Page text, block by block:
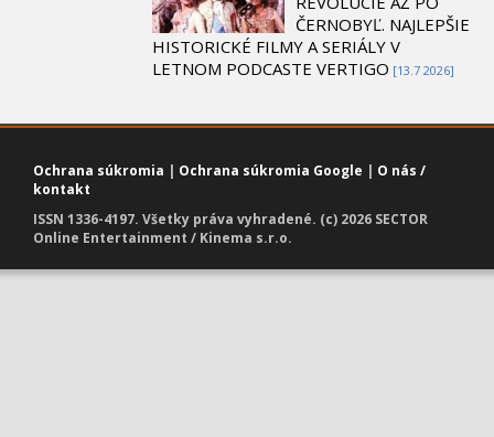
ČERNOBYĽ. NAJLEPŠIE
HISTORICKÉ FILMY A SERIÁLY V
LETNOM PODCASTE VERTIGO [13.7 2026]
Ochrana súkromia | Ochrana súkromia Google | O nás /
kontakt
ISSN 1336-4197. Všetky práva vyhradené. (c) 2026 SECTOR
Online Entertainment / Kinema s.r.o.